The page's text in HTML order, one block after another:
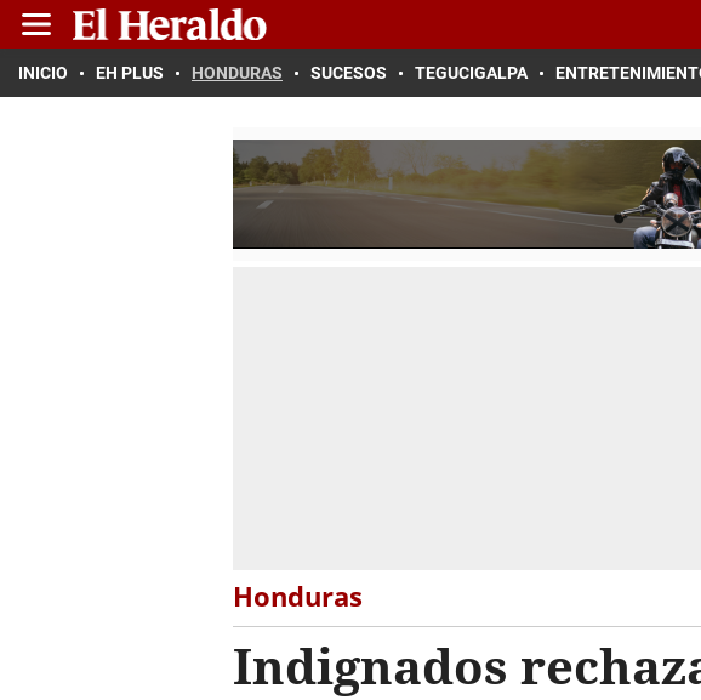
INICIO EH PLUS HONDURAS SUCESOS TEGUCIGALPA
Honduras
Indignados